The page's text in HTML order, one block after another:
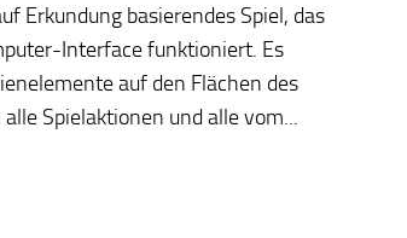
Erkundung basierendes Spiel, das
Interface funktioniert. Es
auf den Flächen des
Spielaktionen und alle vom...